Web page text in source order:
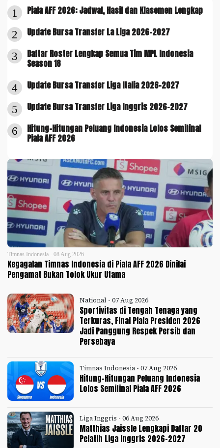
1 Piala AFF 2026: Jadwal, Hasil dan Klasemen Lengkap
2 Update Bursa Transfer La Liga 2026-2027
3
Daftar Roster Lengkap Semua Tim MPL Indonesia
Season 18
4 Update Bursa Transfer Liga Italia 2026-2027
5 Update Bursa Transfer Liga Inggris 2026-2027
6
Hitung-Hitungan Peluang Indonesia Lolos Semifinal
Piala AFF 2026
Timnas Indonesia - 08 Aug 2026
Kegagalan Timnas Indonesia di Piala AFF 2026 Dinilai
Pengamat Bukan Tolok Ukur Utama
National - 07 Aug 2026
Sportivitas di Tengah Tenaga yang
Terkuras, Final Piala Presiden 2026
Jadi Panggung Respek Persib dan
Persebaya
Timnas Indonesia - 07 Aug 2026
Hitung-Hitungan Peluang Indonesia
Lolos Semifinal Piala AFF 2026
Liga Inggris - 06 Aug 2026
Matthias Jaissle Lengkapi Daftar 20
Pelatih Liga Inggris 2026-2027